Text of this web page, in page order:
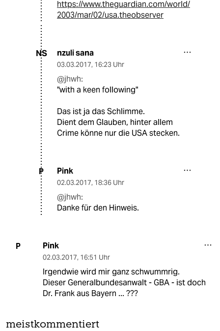
https://www.theguardian.com/world/
2003/mar/02/usa.theobserver
NS nzuli sana
03.03.2017, 16:23 Uhr
@jhwh:
"with a keen following"
Das ist ja das Schlimme.
Dient dem Glauben, hinter allem
Crime könne nur die USA stecken.
P Pink
02.03.2017, 18:36 Uhr
@jhwh:
Danke für den Hinweis.
P Pink
02.03.2017, 16:51 Uhr
Irgendwie wird mir ganz schwummrig.
Dieser Generalbundesanwalt - GBA - ist doch
Dr. Frank aus Bayern ... ???
meistkommentiert